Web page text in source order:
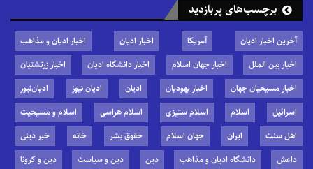
برچسب‌های پربازدید
آخرین اخبار ادیان آمریکا اخبار ادیان
اخبار ادیان و مذاهب
اخبار بین الملل
اخبار جهان اسلام اخبار دانشگاه ادیان
اخبار زرتشتیان
اخبار مسیحیان جهان
اخبار یهودیان ادیان ادیان نیوز
ادیان‌نیوز
اسرائیل
اسلام اسلام ستیزی اسلام هراسی
اسلام و مسیحیت
اهل سنت
ایران جهان اسلام حقوق بشر خانه
خبر دینی
داعش
دانشگاه ادیان و مذاهب دین دین و سیاست دین و کرونا